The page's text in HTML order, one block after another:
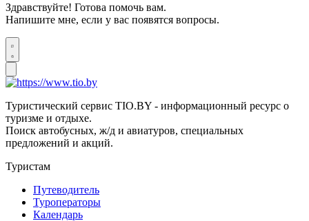
Здравствуйте! Готова помочь вам.
Напишите мне, если у вас появятся вопросы.
Туристический сервис TIO.BY - информационный ресурс о
туризме и отдыхе.
Поиск автобусных, ж/д и авиатуров, специальных
предложений и акций.
Туристам
Путеводитель
Туроператоры
Календарь